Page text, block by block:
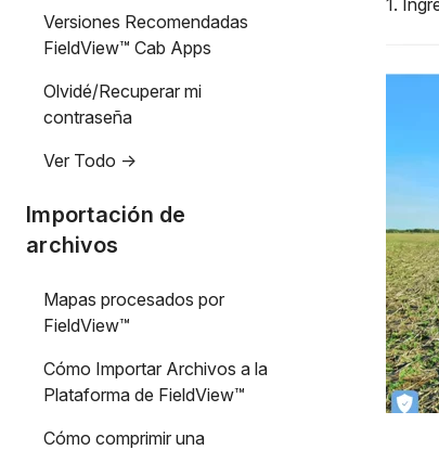
Versiones Recomendadas
FieldView™ Cab Apps
Olvidé/Recuperar mi
contraseña
Ver Todo ->
Importación de
archivos
Mapas procesados por
FieldView™
Cómo Importar Archivos a la
Plataforma de FieldView™
Cómo comprimir una
1.